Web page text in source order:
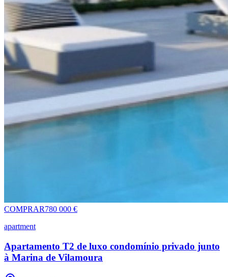
COMPRAR780 000 €
apartment
Apartamento T2 de luxo condomínio privado junto
à Marina de Vilamoura